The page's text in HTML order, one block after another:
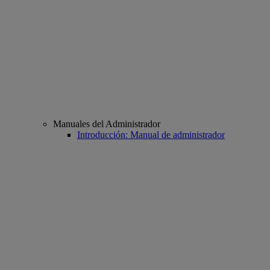
Manuales del Administrador
Introducción: Manual de administrador